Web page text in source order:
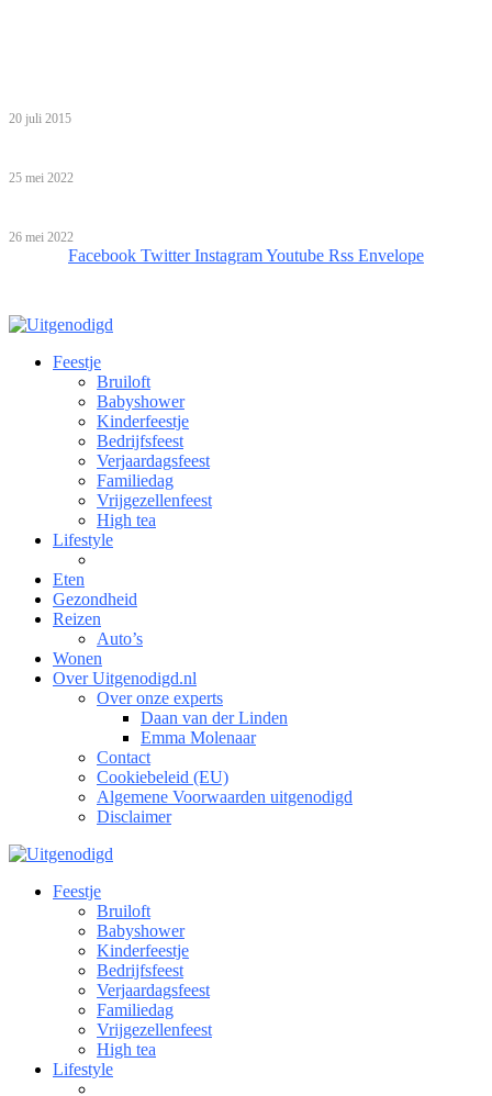
20 juli 2015
25 mei 2022
26 mei 2022
Facebook Twitter InstagramYoutube Rss Envelope
Feestje
Bruiloft
Babyshower
Kinderfeestje
Bedrijfsfeest
Verjaardagsfeest
Familiedag
Vrijgezellenfeest
High tea
Lifestyle
Eten
Gezondheid
Reizen
Auto’s
Wonen
Over Uitgenodigd.nl
Over onze experts
Daan van der Linden
Emma Molenaar
Contact
Cookiebeleid (EU)
Algemene Voorwaarden uitgenodigd
Disclaimer
Feestje
Bruiloft
Babyshower
Kinderfeestje
Bedrijfsfeest
Verjaardagsfeest
Familiedag
Vrijgezellenfeest
High tea
Lifestyle